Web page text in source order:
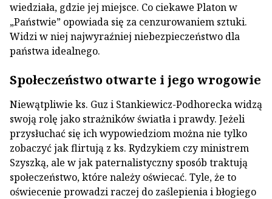
wiedziała, gdzie jej miejsce. Co ciekawe Platon w
„Państwie” opowiada się za cenzurowaniem sztuki.
Widzi w niej najwyraźniej niebezpieczeństwo dla
państwa idealnego.
Społeczeństwo otwarte i jego wrogowie
Niewątpliwie ks. Guz i Stankiewicz-Podhorecka widzą
swoją rolę jako strażników światła i prawdy. Jeżeli
przysłuchać się ich wypowiedziom można nie tylko
zobaczyć jak flirtują z ks. Rydzykiem czy ministrem
Szyszką, ale w jak paternalistyczny sposób traktują
społeczeństwo, które należy oświecać. Tyle, że to
oświecenie prowadzi raczej do zaślepienia i błogiego